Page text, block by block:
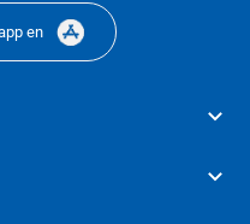
en